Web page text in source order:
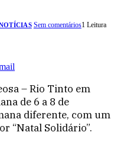
Sem comentários1 Leitura
– Rio Tinto em
de 6 a 8 de
diferente, com um
“Natal Solidário”.